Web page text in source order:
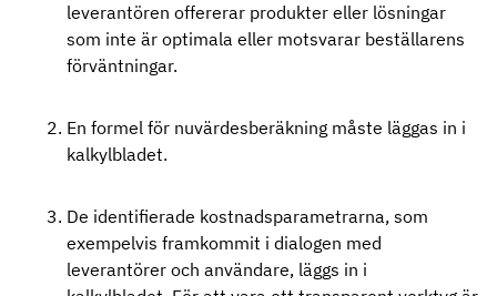
leverantören offererar produkter eller lösningar
som inte är optimala eller motsvarar beställarens
förväntningar.
En formel för nuvärdesberäkning måste läggas in i
kalkylbladet.
De identifierade kostnadsparametrarna, som
exempelvis framkommit i dialogen med
leverantörer och användare, läggs in i